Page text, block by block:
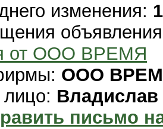
изменения:
от ООО ВРЕМЯ
ООО
лицо:
письмо